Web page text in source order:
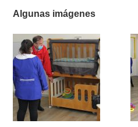
Algunas imágenes